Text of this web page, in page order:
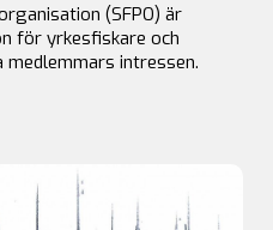
(SFPO) är
för yrkesfiskare och
intressen.